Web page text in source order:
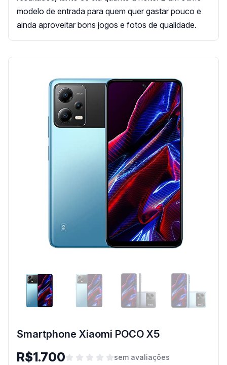
modelo de entrada para quem quer gastar pouco e
ainda aproveitar bons jogos e fotos de qualidade.
Smartphone Xiaomi POCO X5
R$1.700 sem avaliações